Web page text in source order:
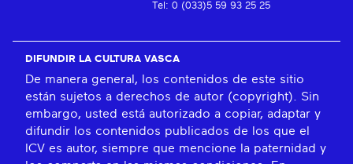
Tel: 0 (033)5 59 93 25 25
DIFUNDIR LA CULTURA VASCA
De manera general, los contenidos de este sitio
están sujetos a derechos de autor (copyright). Sin
embargo, usted está autorizado a copiar, adaptar y
difundir los contenidos publicados de los que el
ICV es autor, siempre que mencione la paternidad y